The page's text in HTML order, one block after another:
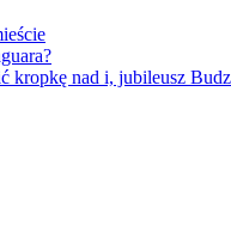
kropkę nad i, jubileusz